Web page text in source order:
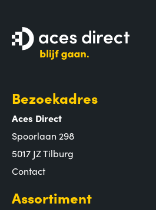
Bezoekadres
Aces Direct
Spoorlaan 298
5017 JZ Tilburg
Contact
Assortiment